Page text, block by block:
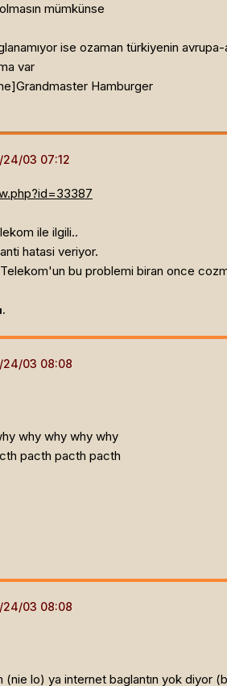
mümkünse
ise ozaman türkiyenin avrupa-
var
Grandmaster Hamburger
ile ilgili..
hatasi veriyor.
bu problemi biran once
why why why why
pacth pacth pacth
lo) ya internet baglantın yok diyor